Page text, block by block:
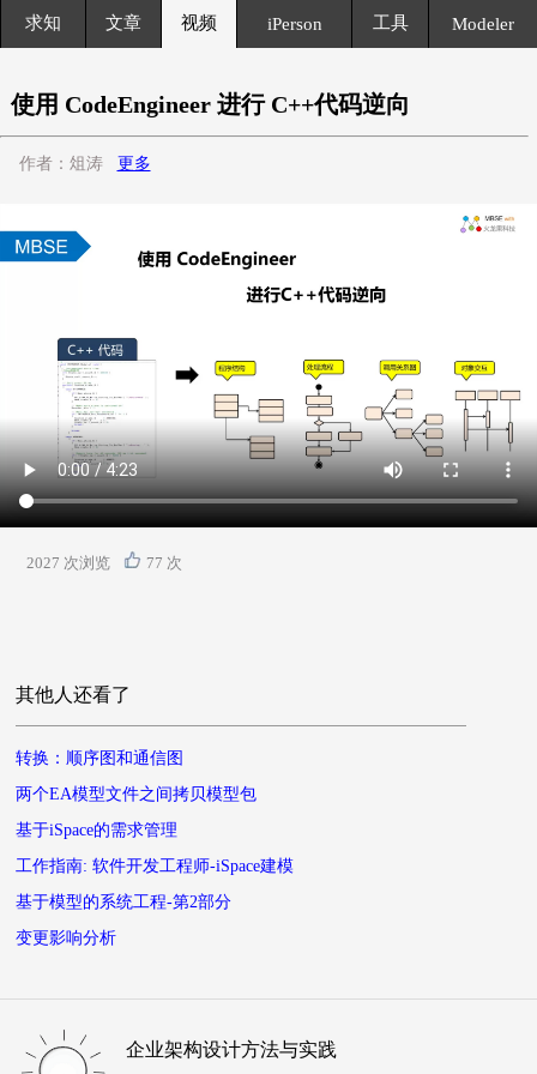
求知 文章 视频 iPerson 工具 Modeler
使用 CodeEngineer 进行 C++代码逆向
作者：俎涛 更多
2027 次浏览 77 次
其他人还看了
转换：顺序图和通信图
两个EA模型文件之间拷贝模型包
基于iSpace的需求管理
工作指南: 软件开发工程师-iSpace建模
基于模型的系统工程-第2部分
变更影响分析